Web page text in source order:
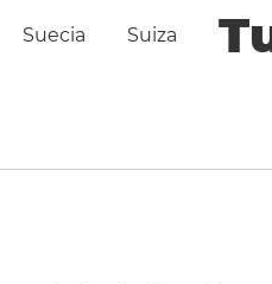
Suecia Suiza